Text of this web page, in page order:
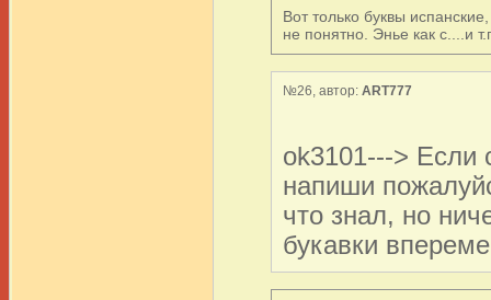
Вот только буквы
не понятно. Энье как с....и
№26, автор: ART777
ok3101---> Если
напиши
что знал, но
букавки